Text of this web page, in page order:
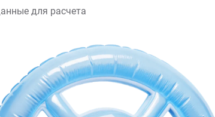
для расчета